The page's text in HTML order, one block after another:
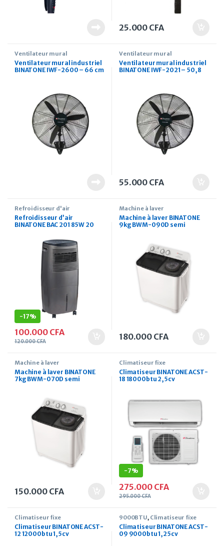
25.000 CFA
Ventilateur mural
Ventilateur mural industriel
BINATONE IWF-2600 – 66 cm
Ventilateur mural
Ventilateur mural industriel
BINATONE IWF-2021 – 50,8
55.000 CFA
Refroidisseur d'air
Refroidisseur d’air
BINATONE BAC 201 85W 20
-17%
100.000 CFA
120.000CFA
Machine à laver
Machine à laver BINATONE
9kg BWM-090D semi
180.000 CFA
Machine à laver
Machine à laver BINATONE
7kg BWM-070D semi
150.000 CFA
Climatiseur fixe
Climatiseur BINATONE ACST-
18 18000btu 2,5cv
-7%
275.000 CFA
295.000CFA
Climatiseur fixe
Climatiseur BINATONE ACST-
12 12000btu 1,5cv
9000BTU, Climatiseur fixe
Climatiseur BINATONE ACST-
09 9000btu 1,25cv